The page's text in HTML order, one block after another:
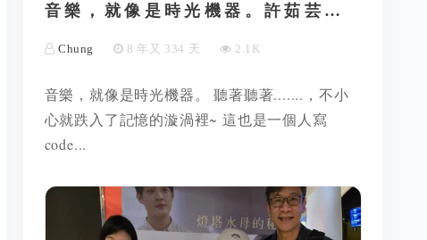
音樂，就像是時光機器。許茹芸…
Chung 8 年又 334 天 2.1K
音樂，就像是時光機器。 聽著聽著.......，不小
心就跌入了記憶的漩渦裡~ 這也是一個人寫
code...